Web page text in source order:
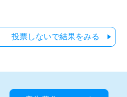
投票しないで結果をみる